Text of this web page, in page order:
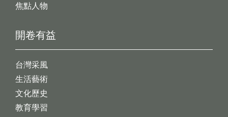
開卷有益
台灣采風
生活藝術
文化歷史
教育學習
焦點人物